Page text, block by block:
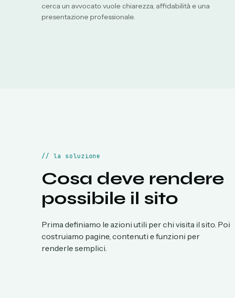
cerca un avvocato vuole chiarezza, affidabilità e una
presentazione professionale.
// la soluzione
Cosa deve rendere
possibile il sito
Prima definiamo le azioni utili per chi visita il sito. Poi
costruiamo pagine, contenuti e funzioni per
renderle semplici.